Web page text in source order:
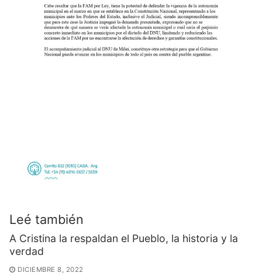
Leé también
A Cristina la respaldan el Pueblo, la historia y la
verdad
DICIEMBRE 8, 2022